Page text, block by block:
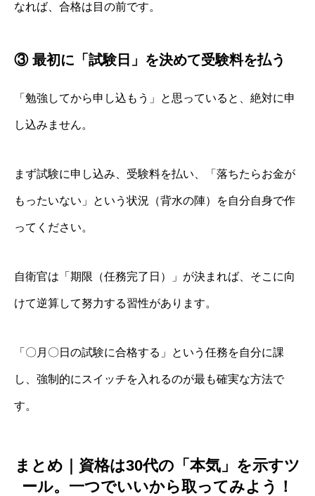
なれば、合格は目の前です。
③ 最初に「試験日」を決めて受験料を払う
「勉強してから申し込もう」と思っていると、絶対に申
し込みません。
まず試験に申し込み、受験料を払い、「落ちたらお金が
もったいない」という状況（背水の陣）を自分自身で作
ってください。
自衛官は「期限（任務完了日）」が決まれば、そこに向
けて逆算して努力する習性があります。
「〇月〇日の試験に合格する」という任務を自分に課
し、強制的にスイッチを入れるのが最も確実な方法で
す。
まとめ｜資格は30代の「本気」を示すツ
ール。一つでいいから取ってみよう！